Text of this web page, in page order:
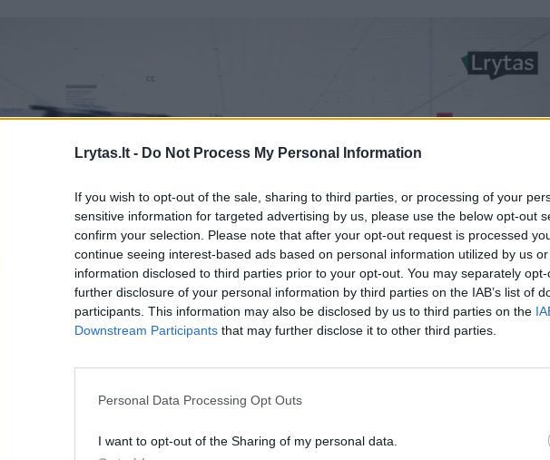
Lrytas.lt - Do Not Process My Personal Information
If you wish to opt-out of the sale, sharing to third parties, or processing of your
sensitive information for targeted advertising by us, please use the below opt-out
confirm your selection. Please note that after your opt-out request is processed
continue seeing interest-based ads based on personal information utilized by us
information disclosed to third parties prior to your opt-out. You may separately
further disclosure of your personal information by third parties on the IAB’s list of
participants. This information may also be disclosed by us to third parties on the
Downstream Participants that may further disclose it to other third parties.
Personal Data Processing Opt Outs
I want to opt-out of the Sharing of my personal data.
rodytas MTV serialas „The Osbournes“, kuriame